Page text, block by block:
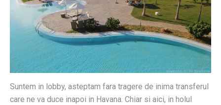
Suntem in lobby, asteptam fara tragere de inima transferul
care ne va duce inapoi in Havana. Chiar si aici, in holul